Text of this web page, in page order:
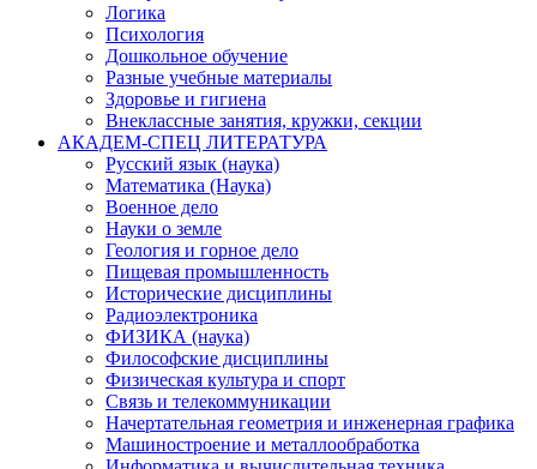
Логика
Психология
Дошкольное обучение
Разные учебные материалы
Здоровье и гигиена
Внеклассные занятия, кружки, секции
АКАДЕМ-СПЕЦ ЛИТЕРАТУРА
Русский язык (наука)
Математика (Наука)
Военное дело
Науки о земле
Геология и горное дело
Пищевая промышленность
Исторические дисциплины
Радиоэлектроника
ФИЗИКА (наука)
Философские дисциплины
Физическая культура и спорт
Связь и телекоммуникации
Начертательная геометрия и инженерная графика
Машиностроение и металлообработка